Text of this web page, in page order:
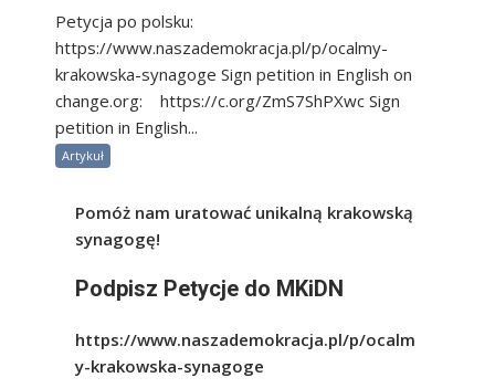
Petycja po polsku:
https://www.naszademokracja.pl/p/ocalmy-
krakowska-synagoge Sign petition in English on
change.org: https://c.org/ZmS7ShPXwc Sign
petition in English...
Artykuł
Pomóż nam uratować unikalną krakowską
synagogę!
Podpisz Petycje do MKiDN
https://www.naszademokracja.pl/p/ocalm
y-krakowska-synagoge